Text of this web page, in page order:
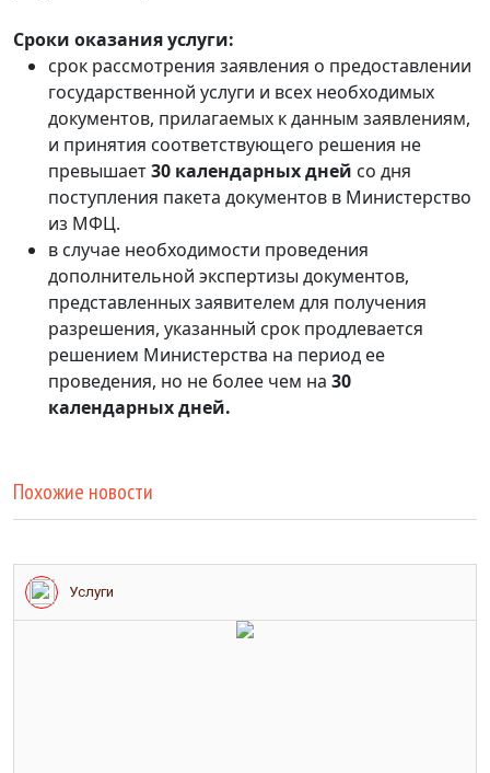
Сроки оказания услуги:
срок рассмотрения заявления о предоставлении
государственной услуги и всех необходимых
документов, прилагаемых к данным заявлениям,
и принятия соответствующего решения не
превышает30 календарных дней со дня
поступления пакета документов в Министерство
из МФЦ.
в случае необходимости проведения
дополнительной экспертизы документов,
представленных заявителем для получения
разрешения, указанный срок продлевается
решением Министерства на период ее
проведения, но не более чем на 30
календарных дней.
Похожие новости
Услуги